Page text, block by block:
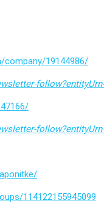
company/19144986/
114122155945099